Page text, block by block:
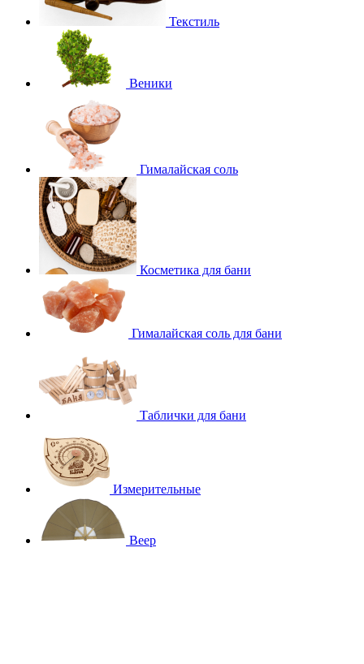
Текстиль
Веники
Гималайская соль
Косметика для бани
Гималайская соль для бани
Таблички для бани
Измерительные
Веер